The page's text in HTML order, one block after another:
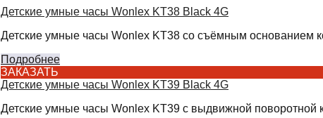
Детские умные часы Wonlex KT38 Black 4G
Детские умные часы Wonlex KT38 со съёмным основанием
Подробнее
ЗАКАЗАТЬ
Детские умные часы Wonlex KT39 Black 4G
Детские умные часы Wonlex KT39 с выдвижной поворотной